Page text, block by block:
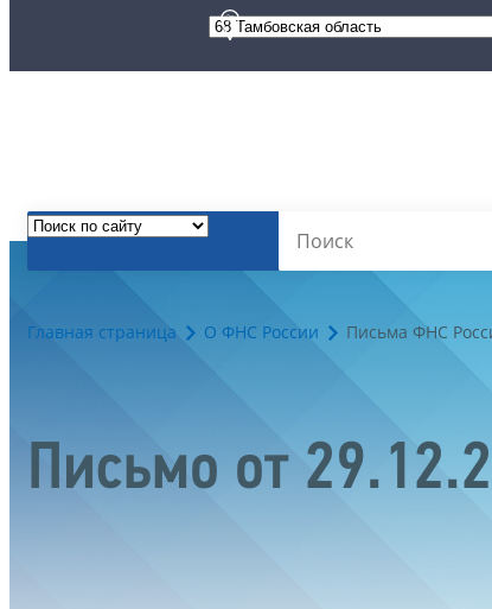
Главная страница О ФНС России Письма ФНС
Письмо от